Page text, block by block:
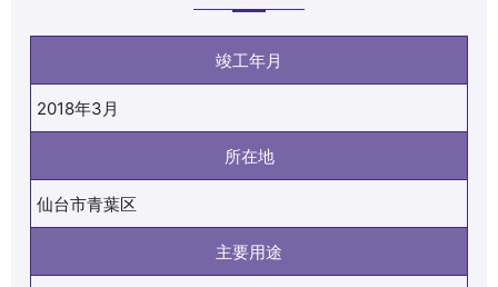
竣工年月
2018年3月
所在地
仙台市青葉区
主要用途